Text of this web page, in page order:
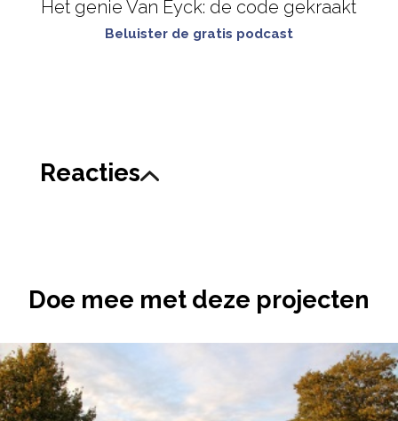
Het genie Van Eyck: de code gekraakt
Beluister de gratis podcast
Reacties
Doe mee met deze projecten